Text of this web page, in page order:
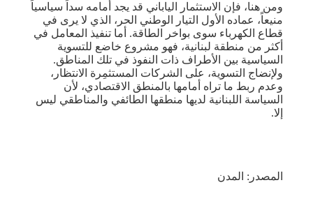
ومن هنا، فإن الاستثمار الياباني قد يجد أمامه سداً سياسياً
منيعاً، عماده الأول التيار الوطني الحر، الذي لا يرى في
قطاع الكهرباء سوى بواخر الطاقة. أما تنفيذ المعامل في
أكثر من منطقة لبنانية، فهو مشروع خاضع للتسوية
السياسية بين الأطراف ذات النفوذ في تلك المناطق.
ولإنضاج التسوية، على الشركات المستثمِرة الانتظار،
وعدم ربط ما تراه أمامها بالمنطق الاقتصادي، لأن
السياسة اللبنانية لديها منطقها الطائفي والمناطقي ليس
إلا.
المصدر: المدن